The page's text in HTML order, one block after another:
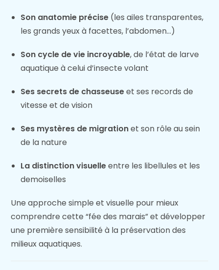
Son anatomie précise (les ailes transparentes,
les grands yeux à facettes, l’abdomen…)
Son cycle de vie incroyable, de l’état de larve
aquatique à celui d’insecte volant
Ses secrets de chasseuseet ses records de
vitesse et de vision
Ses mystères de migrationet son rôle au sein
de la nature
La distinction visuelleentre les libellules et les
demoiselles
Une approche simple et visuelle pour mieux
comprendre cette “fée des marais” et développer
une première sensibilité à la préservation des
milieux aquatiques.